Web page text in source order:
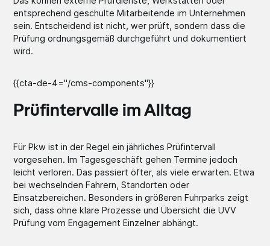
entsprechend geschulte Mitarbeitende im Unternehmen
sein. Entscheidend ist nicht, wer prüft, sondern dass die
Prüfung ordnungsgemäß durchgeführt und dokumentiert
wird.
{{cta-de-4="/cms-components"}}
Prüfintervalle im Alltag
Für Pkw ist in der Regel ein jährliches Prüfintervall
vorgesehen. Im Tagesgeschäft gehen Termine jedoch
leicht verloren. Das passiert öfter, als viele erwarten. Etwa
bei wechselnden Fahrern, Standorten oder
Einsatzbereichen. Besonders in größeren Fuhrparks zeigt
sich, dass ohne klare Prozesse und Übersicht die UVV
Prüfung vom Engagement Einzelner abhängt.